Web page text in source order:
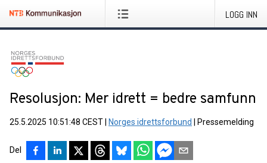
LOGG INN
Resolusjon: Mer idrett = bedre samfunn
25.5.2025 10:51:48 CEST Norges idrettsforbund Pressemelding
Del